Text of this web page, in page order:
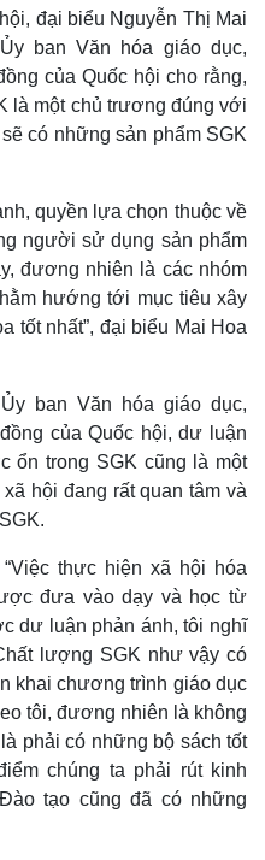
Video
E-Magazine
Infographic
đại biểu Nguyễn Thị Mai
ban Văn hóa giáo dục,
của Quốc hội cho rằng,
là một chủ trương đúng với
có những sản phẩm SGK
quyền lựa chọn thuộc về
người sử dụng sản phẩm
đương nhiên là các nhóm
hướng tới mục tiêu xây
tốt nhất”, đại biểu Mai Hoa
ban Văn hóa giáo dục,
của Quốc hội, dư luận
ổn trong SGK cũng là một
hội đang rất quan tâm và
thực hiện xã hội hóa
đưa vào dạy và học từ
dư luận phản ánh, tôi nghĩ
lượng SGK như vậy có
khai chương trình giáo dục
tôi, đương nhiên là không
phải có những bộ sách tốt
chúng ta phải rút kinh
tạo cũng đã có những